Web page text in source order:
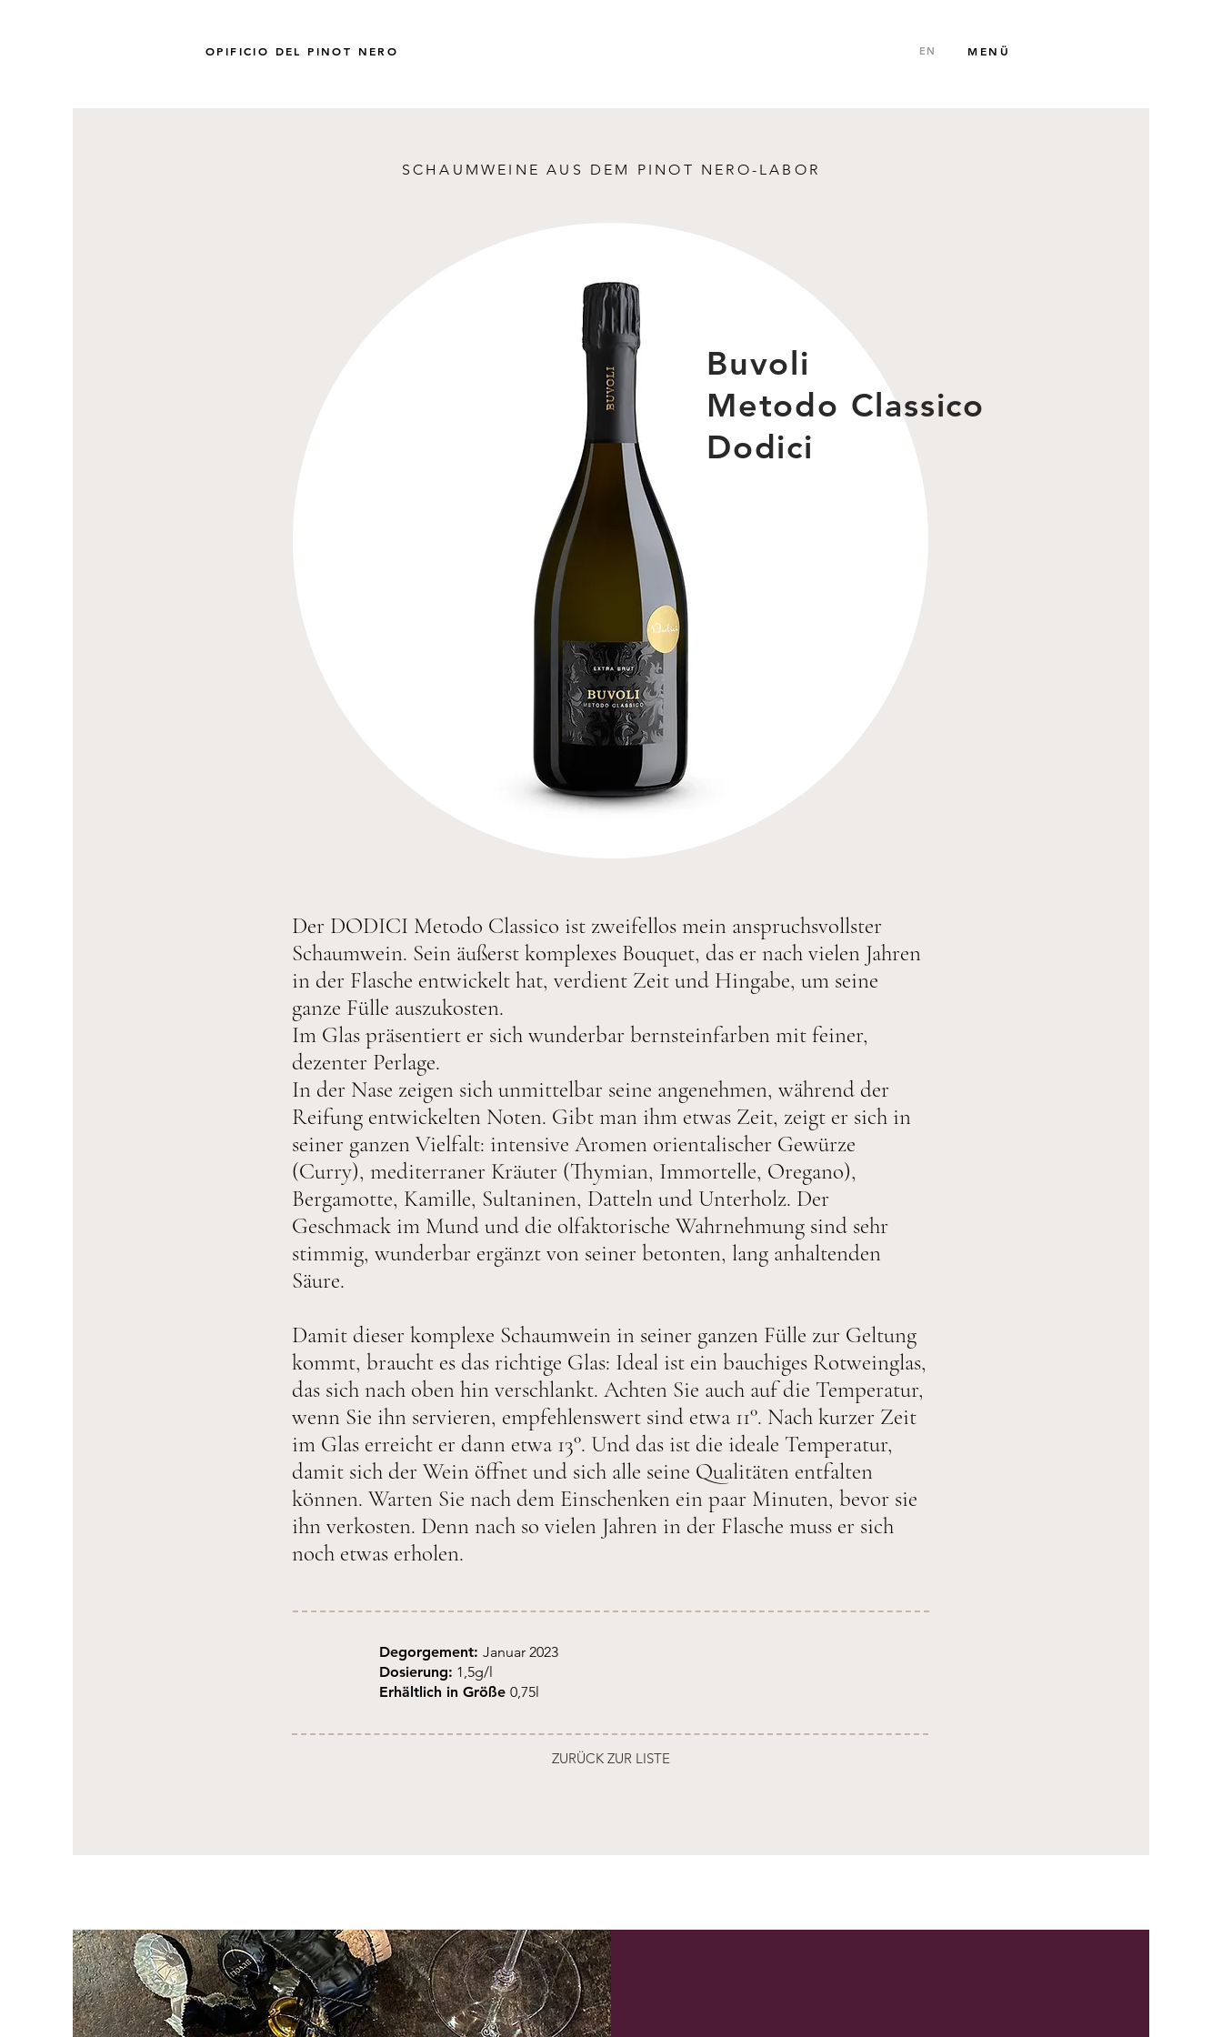
OPIFICIO DEL PINOT NERO EN MENÜ
SCHAUMWEINE AUS DEM PINOT NERO-LABOR
Buvoli
Metodo Classico
Dodici
Der DODICI Metodo Classico ist zweifellos mein anspruchsvollster
Schaumwein. Sein äußerst komplexes Bouquet, das er nach vielen Jahren
in der Flasche entwickelt hat, verdient Zeit und Hingabe, um seine
ganze Fülle auszukosten.
Im Glas präsentiert er sich wunderbar bernsteinfarben mit feiner,
dezenter Perlage.
In der Nase zeigen sich unmittelbar seine angenehmen, während der
Reifung entwickelten Noten. Gibt man ihm etwas Zeit, zeigt er sich in
seiner ganzen Vielfalt: intensive Aromen orientalischer Gewürze
(Curry), mediterraner Kräuter (Thymian, Immortelle, Oregano),
Bergamotte, Kamille, Sultaninen, Datteln und Unterholz. Der
Geschmack im Mund und die olfaktorische Wahrnehmung sind sehr
stimmig, wunderbar ergänzt von seiner betonten, lang anhaltenden
Säure.
Damit dieser komplexe Schaumwein in seiner ganzen Fülle zur Geltung
kommt, braucht es das richtige Glas: Ideal ist ein bauchiges Rotweinglas,
das sich nach oben hin verschlankt. Achten Sie auch auf die Temperatur,
wenn Sie ihn servieren, empfehlenswert sind etwa 11°. Nach kurzer Zeit
im Glas erreicht er dann etwa 13°. Und das ist die ideale Temperatur,
damit sich der Wein öffnet und sich alle seine Qualitäten entfalten
können. Warten Sie nach dem Einschenken ein paar Minuten, bevor sie
ihn verkosten. Denn nach so vielen Jahren in der Flasche muss er sich
noch etwas erholen.
Degorgement: Januar 2023
Dosierung: 1,5g/l
Erhältlich in Größe 0,75l
ZURÜCK ZUR LISTE